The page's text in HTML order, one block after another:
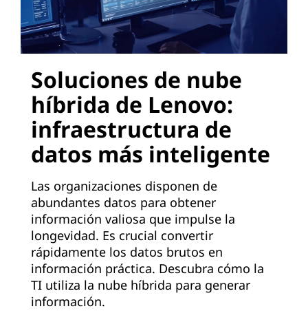
Soluciones de nube
híbrida de Lenovo:
infraestructura de
datos más inteligente
Las organizaciones disponen de
abundantes datos para obtener
información valiosa que impulse la
longevidad. Es crucial convertir
rápidamente los datos brutos en
información práctica. Descubra cómo la
TI utiliza la nube híbrida para generar
información.